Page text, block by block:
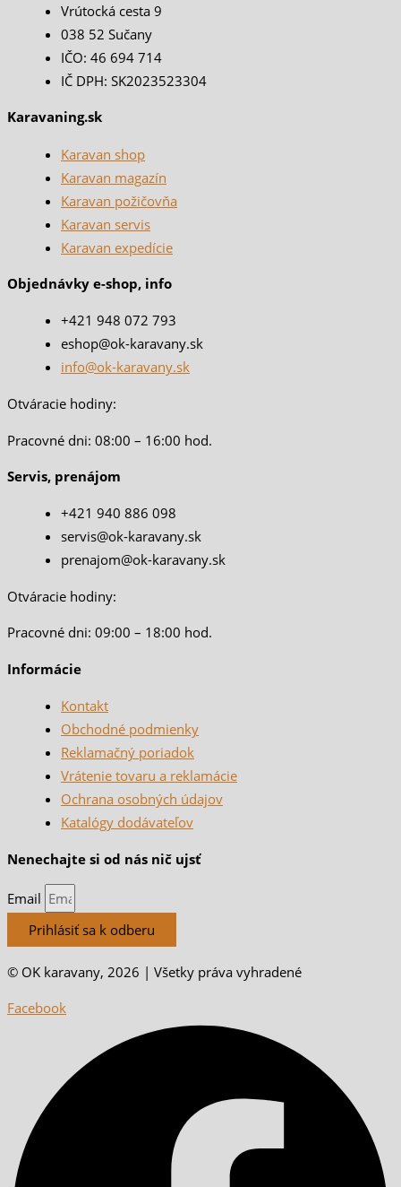
Vrútocká cesta 9
038 52 Sučany
IČO: 46 694 714
IČ DPH: SK2023523304
Karavaning.sk
Karavan shop
Karavan magazín
Karavan požičovňa
Karavan servis
Karavan expedície
Objednávky e-shop, info
+421 948 072 793
eshop@ok-karavany.sk
info@ok-karavany.sk
Otváracie hodiny:
Pracovné dni: 08:00 – 16:00 hod.
Servis, prenájom
+421 940 886 098
servis@ok-karavany.sk
prenajom@ok-karavany.sk
Otváracie hodiny:
Pracovné dni: 09:00 – 18:00 hod.
Informácie
Kontakt
Obchodné podmienky
Reklamačný poriadok
Vrátenie tovaru a reklamácie
Ochrana osobných údajov
Katalógy dodávateľov
Nenechajte si od nás nič ujsť
Email
Prihlásiť sa k odberu
© OK karavany, 2026 | Všetky práva vyhradené
Facebook